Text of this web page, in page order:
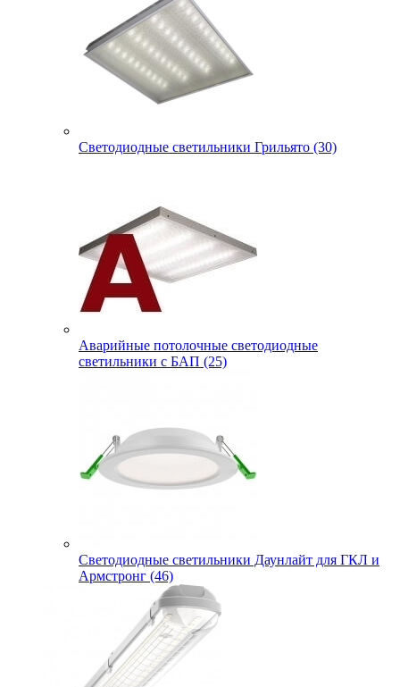
Светодиодные светильники Грильято (30)
Аварийные потолочные светодиодные
светильники с БАП (25)
Cветодиодные светильники Даунлайт для ГКЛ и
Армстронг (46)